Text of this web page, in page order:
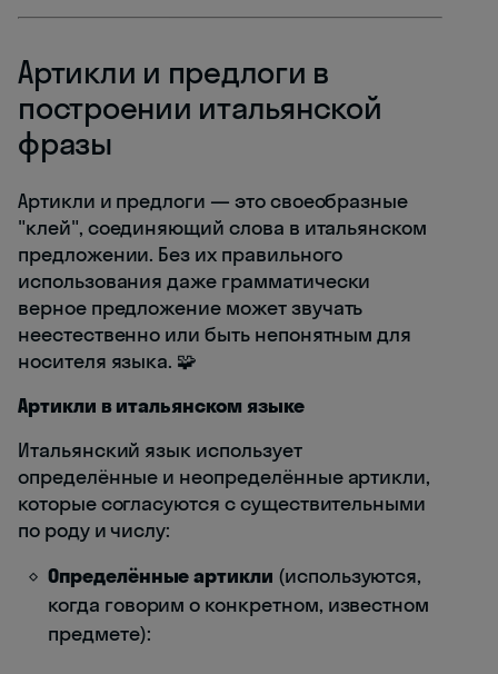
Артикли и предлоги в
построении итальянской
фразы
Артикли и предлоги — это своеобразные
"клей", соединяющий слова в итальянском
предложении. Без их правильного
использования даже грамматически
верное предложение может звучать
неестественно или быть непонятным для
носителя языка. 🧩
Артикли в итальянском языке
Итальянский язык использует
определённые и неопределённые артикли,
которые согласуются с существительными
по роду и числу:
Определённые артикли (используются,
когда говорим о конкретном, известном
предмете):